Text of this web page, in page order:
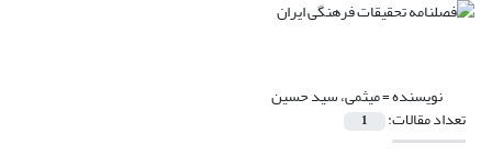
نویسنده =میثمی، سید حسین
تعداد مقالات: 1